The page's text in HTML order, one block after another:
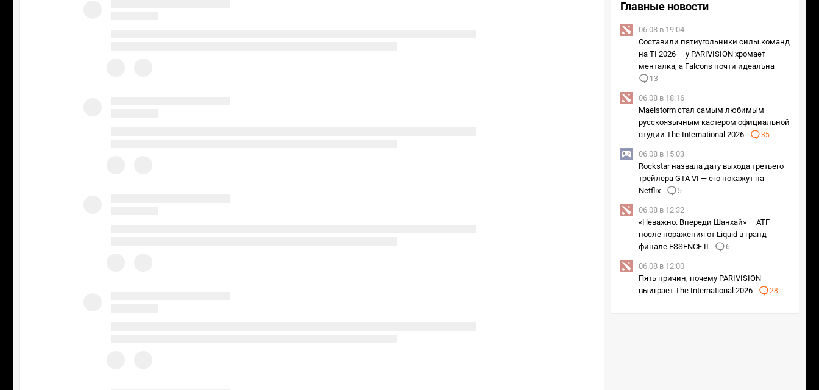
Главные новости
06.08 в 19:04
Составили пятиугольники силы команд
на TI 2026 — у PARIVISION хромает
менталка, а Falcons почти идеальна
13
06.08 в 18:16
Maelstorm стал самым любимым
русскоязычным кастером официальной
студии The International 2026
35
06.08 в 15:03
Rockstar назвала дату выхода третьего
трейлера GTA VI — его покажут на
Netflix
5
06.08 в 12:32
«Неважно. Впереди Шанхай» — ATF
после поражения от Liquid в гранд-
финале ESSENCE II
6
06.08 в 12:00
Пять причин, почему PARIVISION
выиграет The International 2026
28